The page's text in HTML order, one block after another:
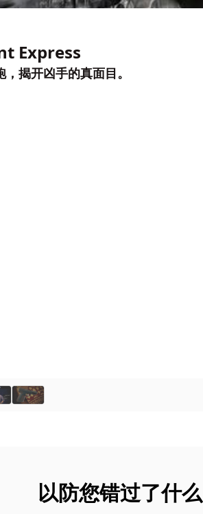
Express
揭开凶手的真面目。
以防您错过了什么